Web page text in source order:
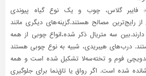
فایبر گلاس، چوب و یک نوع گیاه پیوندی
از رایج‌ترین مصالح هستند.گزینه‌های دیگری مانند
سه متریال ذکر شده،انواع چوبی از همه
درب‌های هیبریدی، شبیه به نوع چوبی هستند
فوم و تخته‌سه‌لا تشکیل شده است و همه
شده است. اگر رواق یا تاق‌نما برای جلوگیری